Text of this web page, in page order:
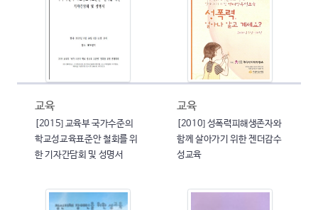
교육
[2015] 교육부 국가수준의
학교성교육표준안 철회를 위
한 기자간담회 및 성명서
교육
[2010] 성폭력피해생존자와
함께 살아가기 위한 젠더감수
성교육